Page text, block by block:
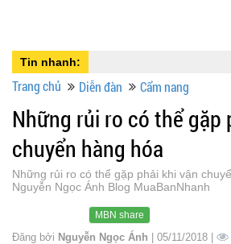
Tin nhanh:
Trang chủ Diễn đàn Cẩm nang
Những rủi ro có thể gặp
chuyển hàng hóa
Những rủi ro có thể gặp phải khi vận
Nguyễn Ngọc Ánh Blog MuaBanNhanh
MBN share
Đăng bởi Nguyễn Ngọc Ánh | 05/11/2018 |